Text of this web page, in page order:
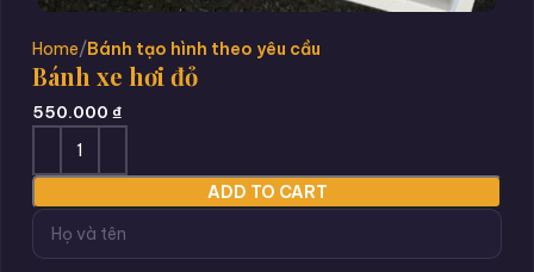
Home Bánh tạo hình theo yêu cầu
Bánh xe hơi đỏ
550.000 ₫
ADD TO CART